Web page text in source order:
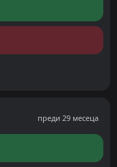
преди 29 месеца